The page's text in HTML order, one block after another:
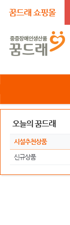
꿈드래 쇼핑몰
오늘의 꿈드래
시설추천상품
신규상품